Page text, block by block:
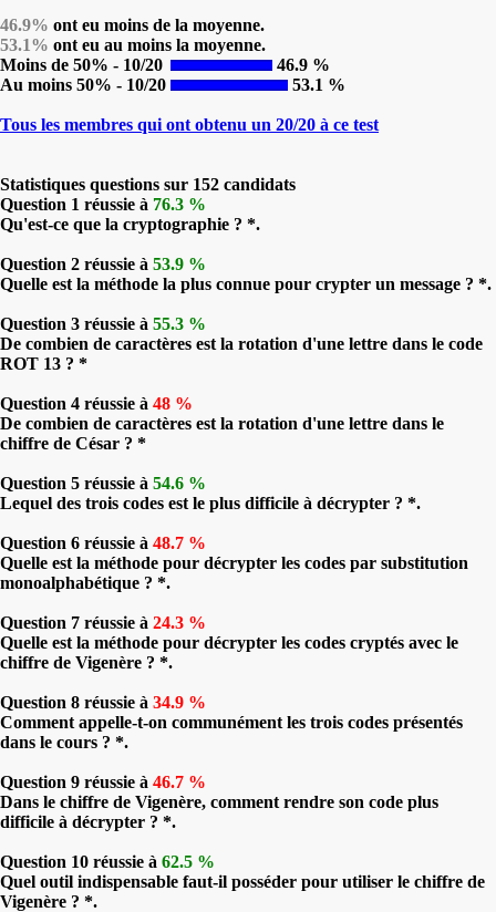
46.9% ont eu moins de la moyenne.
53.1% ont eu au moins la moyenne.
Moins de 50% - 10/20
46.9 %
Au moins 50% - 10/20
53.1 %
Tous les membres qui ont obtenu un 20/20 à ce test
Statistiques questions sur 152 candidats
Question 1 réussie à 76.3 %
Qu'est-ce que la cryptographie ? *.
Question 2 réussie à 53.9 %
Quelle est la méthode la plus connue pour crypter un message ? *.
Question 3 réussie à 55.3 %
De combien de caractères est la rotation d'une lettre dans le code
ROT 13 ? *
Question 4 réussie à 48 %
De combien de caractères est la rotation d'une lettre dans le
chiffre de César ? *
Question 5 réussie à 54.6 %
Lequel des trois codes est le plus difficile à décrypter ? *.
Question 6 réussie à 48.7 %
Quelle est la méthode pour décrypter les codes par substitution
monoalphabétique ? *.
Question 7 réussie à 24.3 %
Quelle est la méthode pour décrypter les codes cryptés avec le
chiffre de Vigenère ? *.
Question 8 réussie à 34.9 %
Comment appelle-t-on communément les trois codes présentés
dans le cours ? *.
Question 9 réussie à 46.7 %
Dans le chiffre de Vigenère, comment rendre son code plus
difficile à décrypter ? *.
Question 10 réussie à 62.5 %
Quel outil indispensable faut-il posséder pour utiliser le chiffre de
Vigenère ? *.